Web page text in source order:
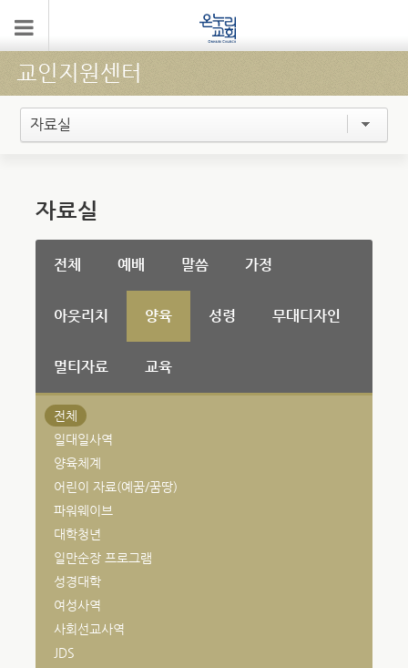
교인지원센터
자료실
자료실
전체 예배 말씀 가정
아웃리치 양육 성령 무대디자인
멀티자료 교육
전체
일대일사역
양육체계
어린이 자료(예꿈/꿈땅)
파워웨이브
대학청년
일만순장 프로그램
성경대학
여성사역
사회선교사역
JDS